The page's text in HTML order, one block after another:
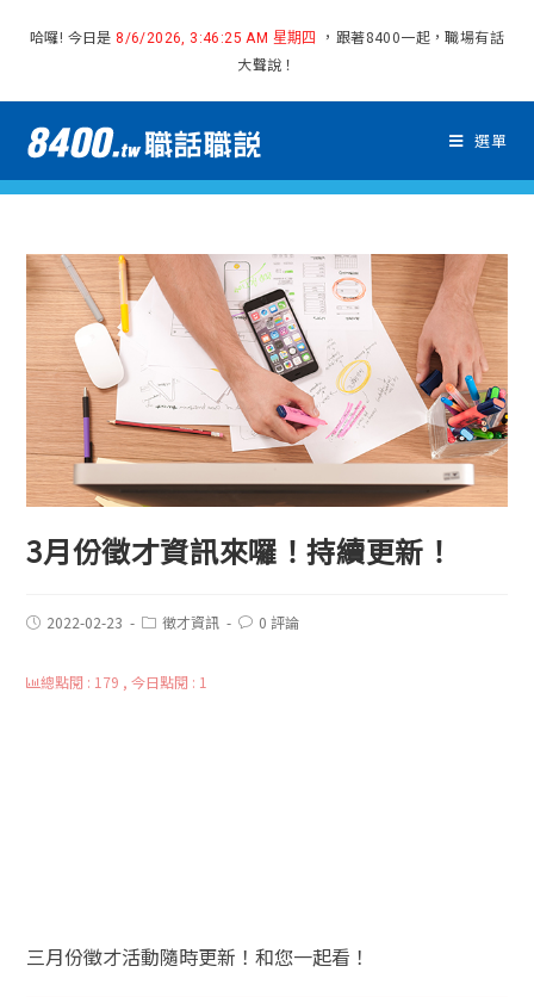
哈囉! 今日是 8/6/2026, 3:46:25 AM 星期四
，跟著8400一起，職場有話
大聲說！
選單
3月份徵才資訊來囉！持續更新！
2022-02-23 徵才資訊 0 評論
總點閱 : 179 , 今日點閱 : 1
三月份徵才活動隨時更新！和您一起看！